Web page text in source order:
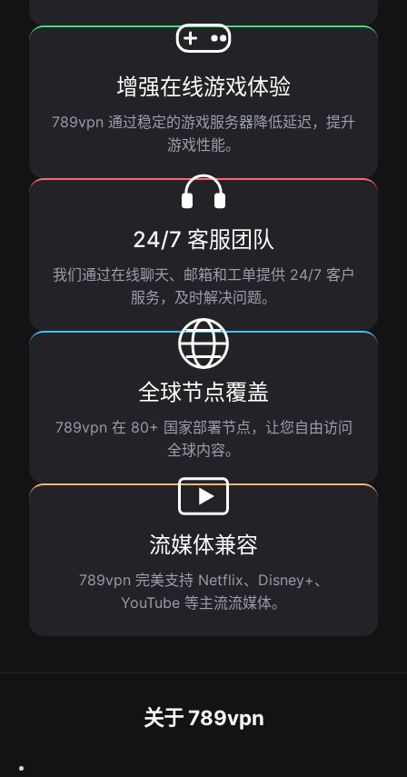
增强在线游戏体验
789vpn 通过稳定的游戏服务器降低延迟，提升
游戏性能。
24/7 客服团队
我们通过在线聊天、邮箱和工单提供 24/7 客户
服务，及时解决问题。
全球节点覆盖
789vpn 在 80+ 国家部署节点，让您自由访问
全球内容。
流媒体兼容
789vpn 完美支持 Netflix、Disney+、
YouTube 等主流流媒体。
关于 789vpn